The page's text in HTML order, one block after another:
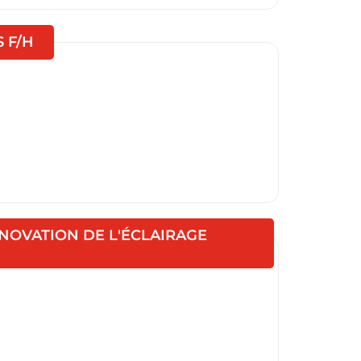
F/H
DE L'ÉCLAIRAGE